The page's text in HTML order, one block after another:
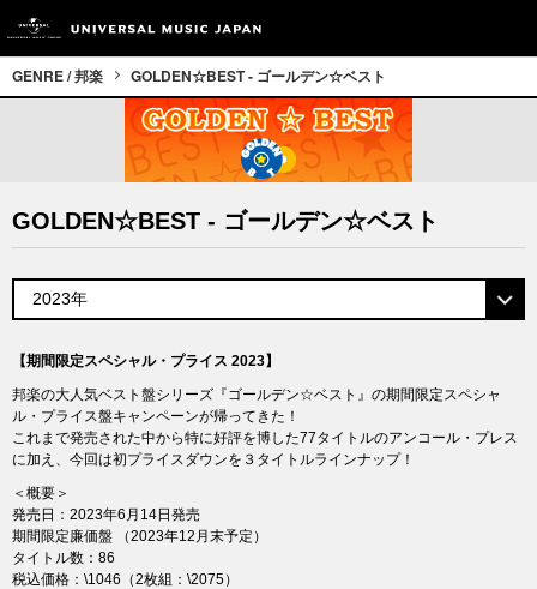
GENRE / 邦楽 GOLDEN☆BEST - ゴールデン☆ベスト
GOLDEN☆BEST - ゴールデン☆ベスト
【期間限定スペシャル・プライス 2023】
邦楽の大人気ベスト盤シリーズ『ゴールデン☆ベスト』の期間限定スペシャ
ル・プライス盤キャンペーンが帰ってきた！
これまで発売された中から特に好評を博した77タイトルのアンコール・プレス
に加え、今回は初プライスダウンを３タイトルラインナップ！
＜概要＞
発売日：2023年6月14日発売
期間限定廉価盤 （2023年12月末予定）
タイトル数：86
税込価格：\1046（2枚組：\2075）